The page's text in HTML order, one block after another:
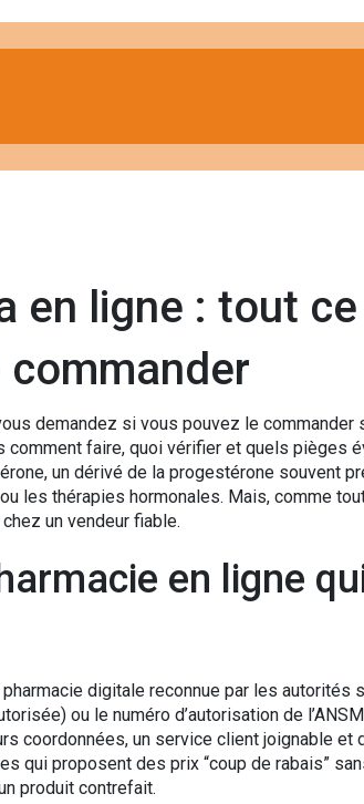
en ligne : tout
demandez si vous pouvez le commander
comment faire, quoi vérifier et quels pièges
un dérivé de la progestérone souvent
les thérapies hormonales. Mais, comme
un vendeur fiable.
en ligne
digitale reconnue par les autorités
ou le numéro d’autorisation de
coordonnées, un service client joignable
qui proposent des prix “coup de rabais”
produit contrefait.